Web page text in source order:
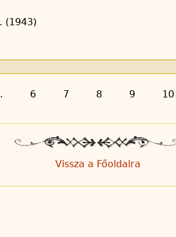
(1943)
6 7 8 9 10
Vissza a Főoldalra